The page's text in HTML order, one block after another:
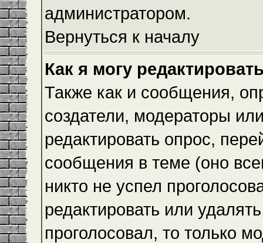
администратором.
Вернуться к началу
Как я могу
Также как и сообщения,
создатели, модераторы
редактировать опрос,
сообщения в теме (оно
никто не успел
редактировать или
проголосовал, то только